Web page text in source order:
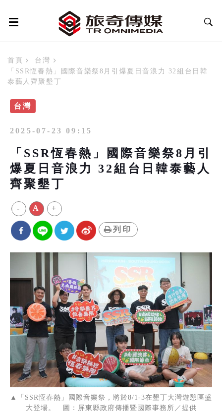
首頁
台灣
「SSR恆春熱」國際音樂祭8月引爆夏日音浪力 32組台日韓
泰藝人齊聚墾丁
台灣
2025-07-23 09:15
「SSR恆春熱」國際音樂祭8月引
爆夏日音浪力 32組台日韓泰藝人
齊聚墾丁
- A +
列印
▲「SSR恆春熱」國際音樂祭，將於8/1-3在墾丁大灣遊憩區盛
大登場。 圖：屏東縣政府傳播暨國際事務所／提供